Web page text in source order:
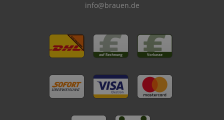
info@brauen.de